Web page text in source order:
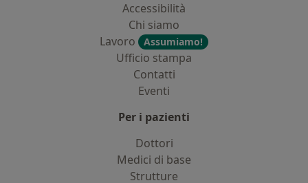
Accessibilità
Chi siamo
Lavoro
Assumiamo!
Ufficio stampa
Contatti
Eventi
Per i pazienti
Dottori
Medici di base
Strutture